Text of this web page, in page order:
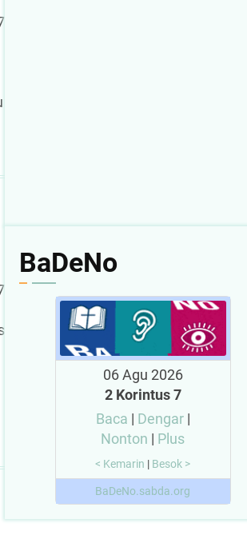
BaDeNo
06 Agu 2026
2 Korintus 7
Baca | Dengar|
Nonton | Plus
< Kemarin | Besok >
BaDeNo.sabda.org